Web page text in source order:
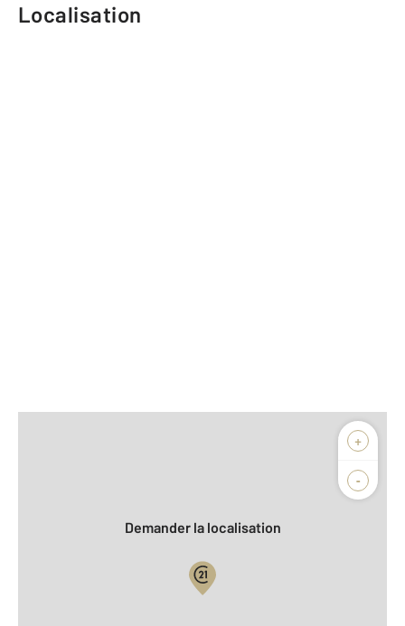
Localisation
+
-
Biens vendus
Demander la localisation